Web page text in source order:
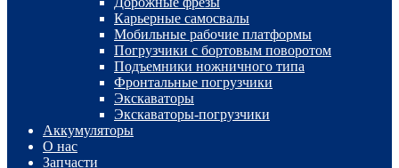
Карьерные самосвалы
Мобильные рабочие платформы
Погрузчики с бортовым поворотом
Подъемники ножничного типа
Фронтальные погрузчики
Экскаваторы
Экскаваторы-погрузчики
Аккумуляторы
О нас
Запчасти